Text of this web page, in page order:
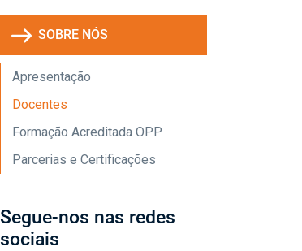
SOBRE NÓS
Apresentação
Docentes
Formação Acreditada OPP
Parcerias e Certificações
Segue-nos nas redes
sociais